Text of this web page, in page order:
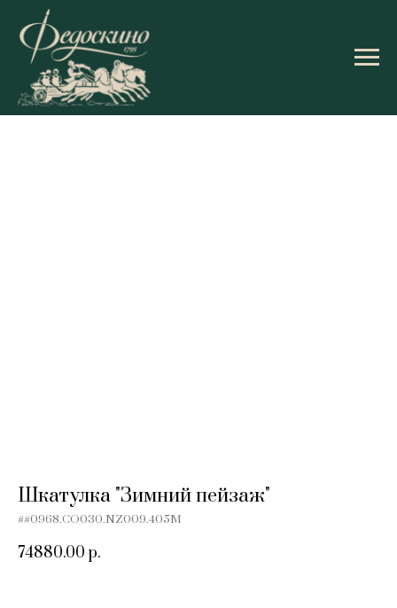
Шкатулка "Зимний пейзаж"
##0968.CO030.NZ009.405M
74880.00 р.